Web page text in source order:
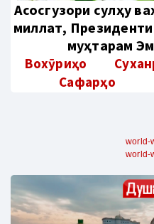
Aсосгузори сулҳу
миллат,
муҳтарам
Вохӯриҳо
Сафарҳо
world-
world-